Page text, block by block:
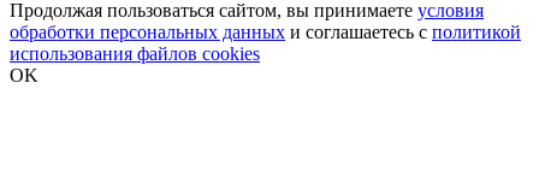
Продолжая пользоваться сайтом, вы принимаете условия
обработки персональных данных и соглашаетесь с политикой
использования файлов cookies
OK